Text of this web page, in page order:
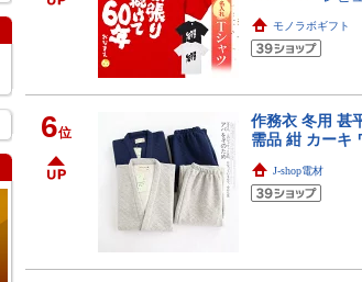
モノラボギフト
6位
作務衣 冬用 甚
需品 紺 カーキ
J-shop電材